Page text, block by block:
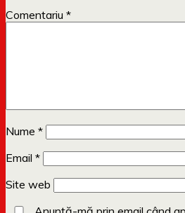
Comentariu *
Nume *
Email *
Site web